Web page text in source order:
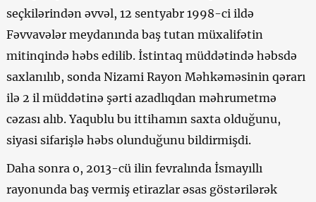
seçkilərindən əvvəl, 12 sentyabr 1998-ci ildə
Fəvvavələr meydanında baş tutan müxalifətin
mitinqində həbs edilib. İstintaq müddətində həbsdə
saxlanılıb, sonda Nizami Rayon Məhkəməsinin qərarı
ilə 2 il müddətinə şərti azadlıqdan məhrumetmə
cəzası alıb. Yaqublu bu ittihamın saxta olduğunu,
siyasi sifarişlə həbs olunduğunu bildirmişdi.
Daha sonra o, 2013-cü ilin fevralında İsmayıllı
rayonunda baş vermiş etirazlar əsas göstərilərək